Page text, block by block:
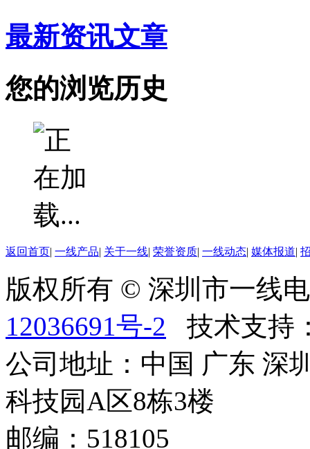
最新资讯文章
您的浏览历史
返回首页| 一线产品| 关于一线| 荣誉资质| 一线动态| 媒体报道|
版权所有 © 深圳市一
12036691号-2 技术支持
公司地址：中国 广东 深
科技园A区8栋3楼
邮编：518105